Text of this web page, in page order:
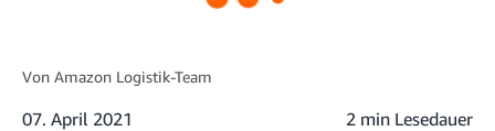
Von Amazon Logistik-Team
07. April 2021 2 min Lesedauer